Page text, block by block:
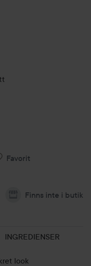
Favorit
Finns inte i butik
INGREDIENSER
look